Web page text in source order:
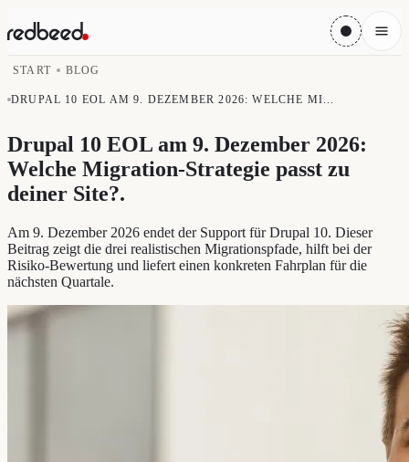
START BLOG
DRUPAL 10 EOL AM 9. DEZEMBER 2026: WELCHE MI...
Drupal 10 EOL am 9. Dezember 2026:
Welche Migration-Strategie passt zu
deiner Site?.
Am 9. Dezember 2026 endet der Support für Drupal 10. Dieser
Beitrag zeigt die drei realistischen Migrationspfade, hilft bei der
Risiko-Bewertung und liefert einen konkreten Fahrplan für die
nächsten Quartale.